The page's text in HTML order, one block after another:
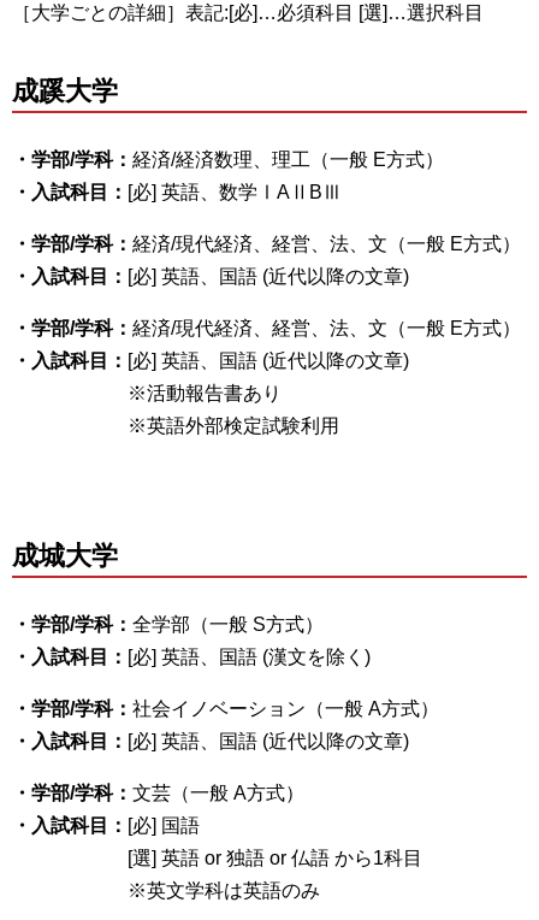
［大学ごとの詳細］表記:[必]…必須科目 [選]…選択科目
成蹊大学
・学部/学科： 経済/経済数理、理工（一般 E方式）
・入試科目： [必] 英語、数学ⅠAⅡBⅢ
・学部/学科： 経済/現代経済、経営、法、文（一般 E方式）
・入試科目： [必] 英語、国語 (近代以降の文章)
・学部/学科： 経済/現代経済、経営、法、文（一般 E方式）
・入試科目： [必] 英語、国語 (近代以降の文章)
※活動報告書あり
※英語外部検定試験利用
成城大学
・学部/学科： 全学部（一般 S方式）
・入試科目： [必] 英語、国語 (漢文を除く)
・学部/学科： 社会イノベーション（一般 A方式）
・入試科目： [必] 英語、国語 (近代以降の文章)
・学部/学科： 文芸（一般 A方式）
・入試科目： [必] 国語
[選] 英語 or 独語 or 仏語 から1科目
※英文学科は英語のみ